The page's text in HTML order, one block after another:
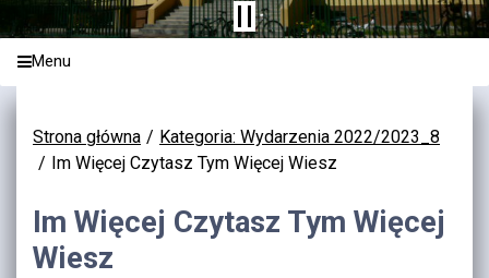
Menu
Strona główna
Kategoria: Wydarzenia 2022/2023_8
Im Więcej Czytasz Tym Więcej Wiesz
Im Więcej Czytasz Tym Więcej
Wiesz